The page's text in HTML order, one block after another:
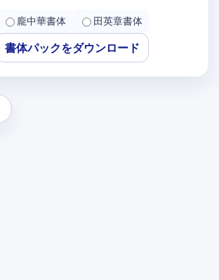
龐中華書体 田英章書体
書体パックをダウンロード